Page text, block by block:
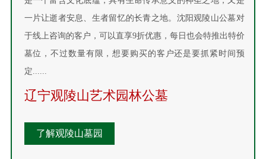
一片让逝者安息、生者留忆的长青之地。沈阳观陵山公墓对
于线上咨询的客户，可以直享9折优惠，每日也会特推出特价
墓位，不过数量有限，想要购买的客户还是要抓紧时间预
定......
辽宁观陵山艺术园林公墓
了解观陵山墓园